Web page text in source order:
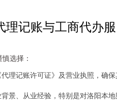
理记账与工商代办服
选择：
代理记账许可证》及营业执照，确保
背景、从业经验，特别是对洛阳本地